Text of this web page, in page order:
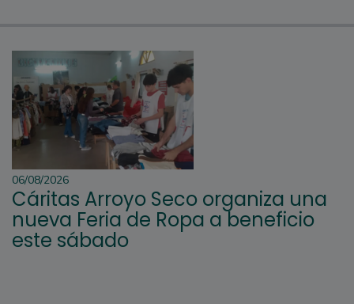
06/08/2026
Cáritas Arroyo Seco organiza una
nueva Feria de Ropa a beneficio
este sábado